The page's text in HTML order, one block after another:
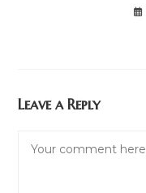
Leave a Reply